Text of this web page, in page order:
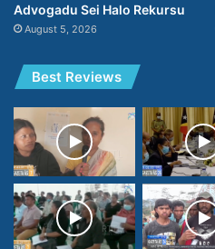
Advogadu Sei Halo Rekursu
August 5, 2026
Best Reviews